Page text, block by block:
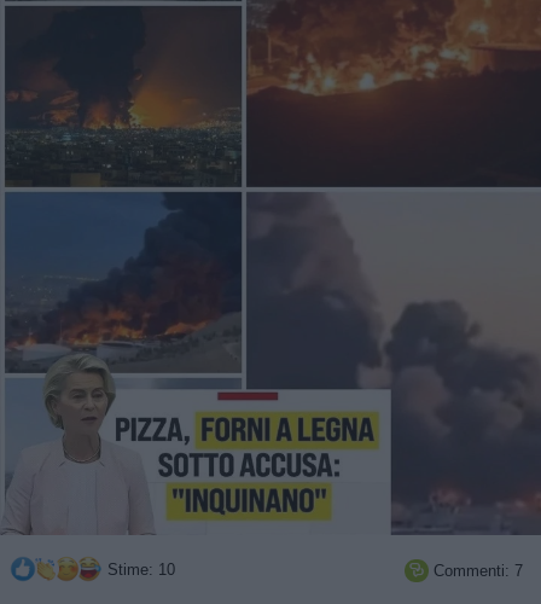
Stime: 10  Commenti: 7